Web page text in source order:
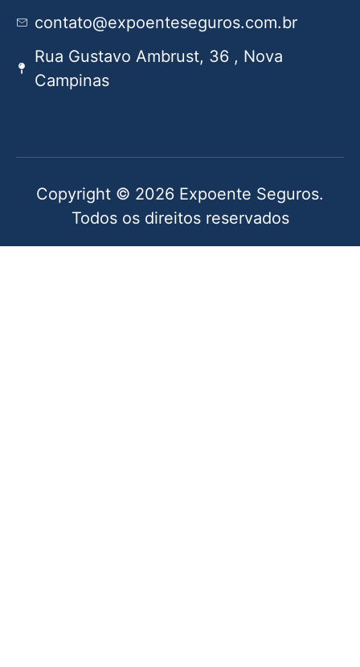
contato@expoenteseguros.com.br
Rua Gustavo Ambrust, 36 , Nova
Campinas
Copyright © 2026 Expoente Seguros.
Todos os direitos reservados